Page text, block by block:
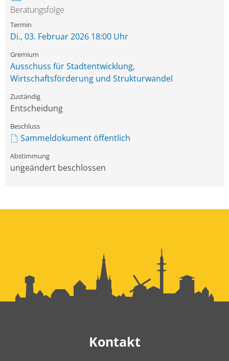
Beratungsfolge
Di., 03. Februar 2026 18:00 Uhr
Ausschuss für Stadtentwicklung,
Wirtschaftsförderung und Strukturwandel
Entscheidung
Sammeldokument öffentlich
ungeändert beschlossen
Kontakt